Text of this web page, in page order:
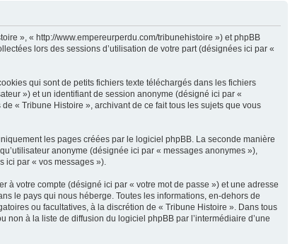
», « http://www.empereurperdu.com/tribunehistoire ») et phpBB
lors des sessions d’utilisation de votre part (désignées ici par «
qui sont de petits fichiers texte téléchargés dans les fichiers
») et un identifiant de session anonyme (désigné ici par «
« Tribune Histoire », archivant de ce fait tous les sujets que vous
les pages créées par le logiciel phpBB. La seconde manière
anonyme (désignée ici par « messages anonymes »),
ici par « vos messages »).
à votre compte (désigné ici par « votre mot de passe ») et une adresse
le pays qui nous héberge. Toutes les informations, en-dehors de
ou facultatives, à la discrétion de « Tribune Histoire ». Dans tous
à la liste de diffusion du logiciel phpBB par l’intermédiaire d’une